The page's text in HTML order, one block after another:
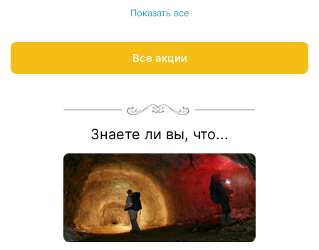
бесплатно! Акция действует с 01 июня по 30
сентября, чтобы вы могли выбрать самые удобные даты для
Весь период проживания должен пройти в даты 01 июня — 30
сентября 2026.
Показать все
Все акции
Знаете ли вы, что...